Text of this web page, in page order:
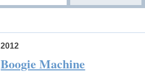
2012
Boogie Machine